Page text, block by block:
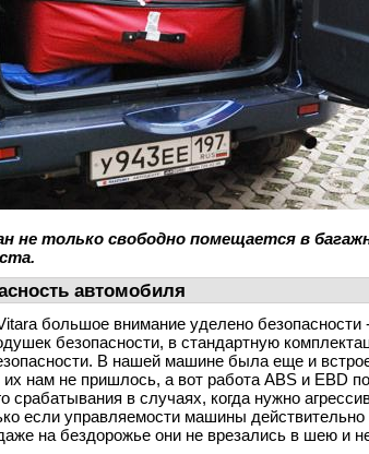
не только свободно помещается в
автомобиля
большое внимание уделено
безопасности, в стандартную
В нашей машине была еще и
их нам не пришлось, а вот работа ABS и EBD
срабатывания в случаях, когда нужно
если управляемости машины
на бездорожье они не врезались в шею и